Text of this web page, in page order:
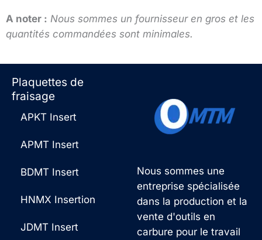
i
r
o
m
l
t
r
A noter : Nous sommes un fournisseur en gros et les
quantités commandées sont minimales.
Nous sommes une
entreprise spécialisée
dans la production et la
vente d'outils en
carbure pour le travail
Plaquettes de
fraisage
APKT Insert
APMT Insert
BDMT Insert
HNMX Insertion
JDMT Insert